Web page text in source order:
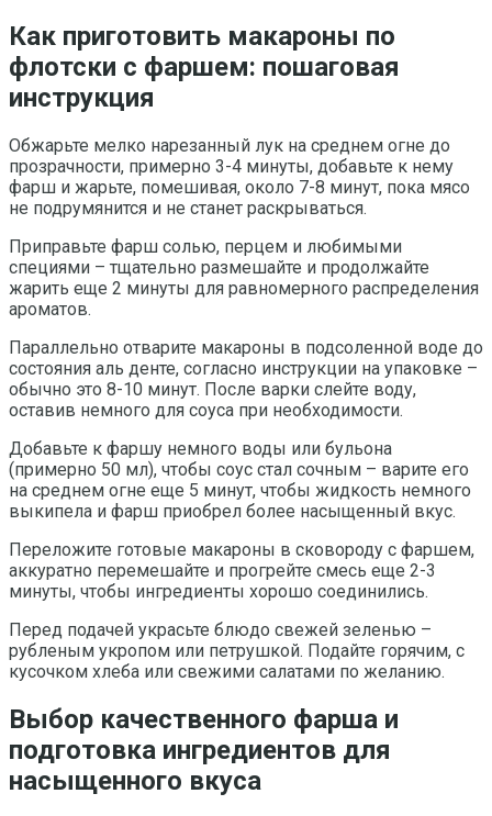
Как приготовить макароны по
флотски с фаршем: пошаговая
инструкция
Обжарьте мелко нарезанный лук на среднем огне до
прозрачности, примерно 3-4 минуты, добавьте к нему
фарш и жарьте, помешивая, около 7-8 минут, пока мясо
не подрумянится и не станет раскрываться.
Приправьте фарш солью, перцем и любимыми
специями – тщательно размешайте и продолжайте
жарить еще 2 минуты для равномерного распределения
ароматов.
Параллельно отварите макароны в подсоленной воде до
состояния аль денте, согласно инструкции на упаковке –
обычно это 8-10 минут. После варки слейте воду,
оставив немного для соуса при необходимости.
Добавьте к фаршу немного воды или бульона
(примерно 50 мл), чтобы соус стал сочным – варите его
на среднем огне еще 5 минут, чтобы жидкость немного
выкипела и фарш приобрел более насыщенный вкус.
Переложите готовые макароны в сковороду с фаршем,
аккуратно перемешайте и прогрейте смесь еще 2-3
минуты, чтобы ингредиенты хорошо соединились.
Перед подачей украсьте блюдо свежей зеленью –
рубленым укропом или петрушкой. Подайте горячим, с
кусочком хлеба или свежими салатами по желанию.
Выбор качественного фарша и
подготовка ингредиентов для
насыщенного вкуса